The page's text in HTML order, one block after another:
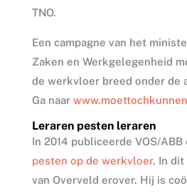
TNO.
Een campagne van het
Zaken en Werkgelegenheid
de werkvloer breed onder de
Ga naar
Leraren pesten leraren
In 2014 publiceerde VOS/ABB
pesten op de werkvloer. In
van Overveld erover. Hij is